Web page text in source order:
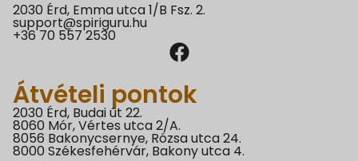
2030 Érd, Emma utca 1/B Fsz. 2.
support@spiriguru.hu
+36 70 557 2530
Átvételi pontok
2030 Érd, Budai út 22.
8060 Mór, Vértes utca 2/A.
8056 Bakonycsernye, Rózsa utca 24.
8000 Székesfehérvár, Bakony utca 4.